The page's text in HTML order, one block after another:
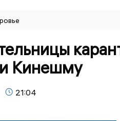
Кинешму
21:04